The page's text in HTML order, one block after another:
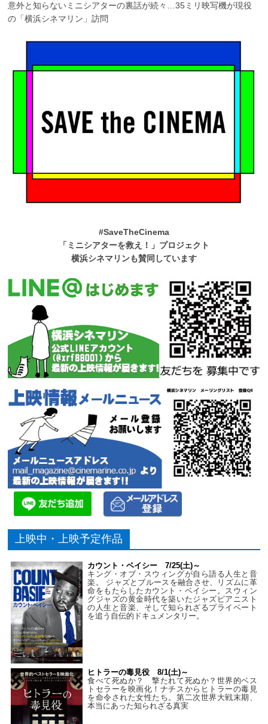
意外と知らないミニシアターの裏話が続々…35ミリ映写機が現役
の「横浜シネマリン」訪問
#SaveTheCinema
「ミニシアターを救え！」プロジェクト
横浜シネマリンも賛同しています
上映中・上映予定作品
カウント・ベイシー 7/25(土)～
キング・オブ・スウィングが自ら語る人生と音
楽。 ジャズとブルースを融合させ、リズムに革
命をもたらしたカウント・ベイシー。スウィン
グジャズの黄金時代を築いたジャズピアニスト
の人生と音楽、そして知られざるプライベート
を追う自伝的ドキュメンタリー。
ヒトラーの毒見役 8/1(土)～
食べて死ぬか？ 撃たれて死ぬか？世界的ベス
トセラーを映画化！ナチスからヒトラーの毒見
を命令された女性たち。第二次世界大戦末期、
本当にあった知られざる真実